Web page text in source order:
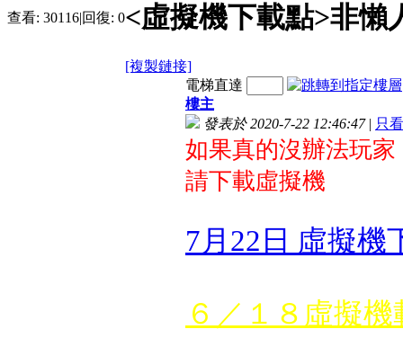
查看: 30116|回復: 0<虛擬機下載點>非懶
[複製鏈接]
電梯直達
樓主
發表於 2020-7-22 12:46:47 | 只
如果真的沒辦法玩家
請下載虛擬機
7月22日 虛擬機
６／１８虛擬